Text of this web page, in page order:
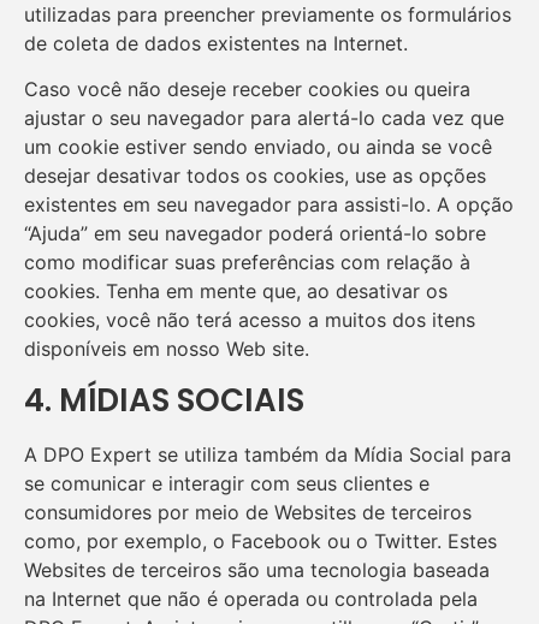
utilizadas para preencher previamente os formulários
de coleta de dados existentes na Internet.
Caso você não deseje receber cookies ou queira
ajustar o seu navegador para alertá-lo cada vez que
um cookie estiver sendo enviado, ou ainda se você
desejar desativar todos os cookies, use as opções
existentes em seu navegador para assisti-lo. A opção
“Ajuda” em seu navegador poderá orientá-lo sobre
como modificar suas preferências com relação à
cookies. Tenha em mente que, ao desativar os
cookies, você não terá acesso a muitos dos itens
disponíveis em nosso Web site.
4. MÍDIAS SOCIAIS
A DPO Expert se utiliza também da Mídia Social para
se comunicar e interagir com seus clientes e
consumidores por meio de Websites de terceiros
como, por exemplo, o Facebook ou o Twitter. Estes
Websites de terceiros são uma tecnologia baseada
na Internet que não é operada ou controlada pela